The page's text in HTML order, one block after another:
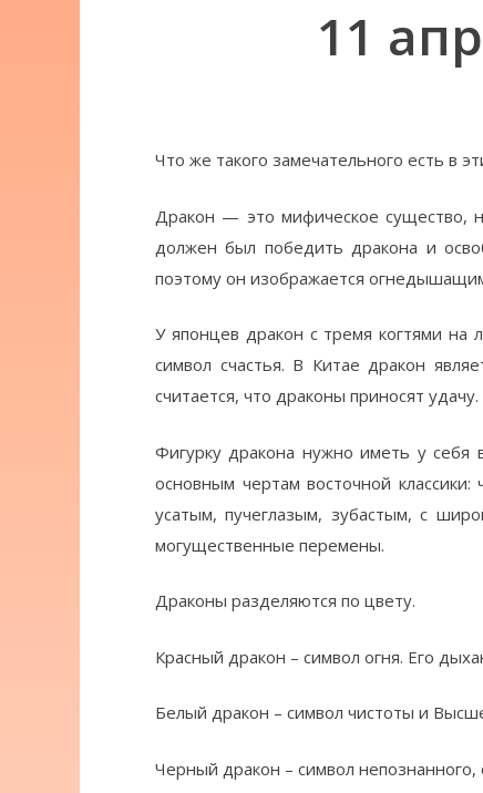
11
Что же такого замечательного есть в
Дракон — это мифическое существо,
должен был победить дракона и
поэтому он изображается
У японцев дракон с тремя когтями на
символ счастья. В Китае дракон
считается, что драконы приносят
Фигурку дракона нужно иметь у
основным чертам восточной
усатым, пучеглазым, зубастым, с
могущественные перемены.
Драконы разделяются по цвету.
Красный дракон – символ огня. Его
Белый дракон – символ чистоты и
Черный дракон – символ